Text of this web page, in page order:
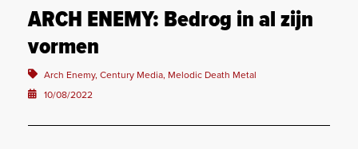
ARCH ENEMY: Bedrog in al zijn
vormen
Arch Enemy, Century Media, Melodic Death Metal
10/08/2022